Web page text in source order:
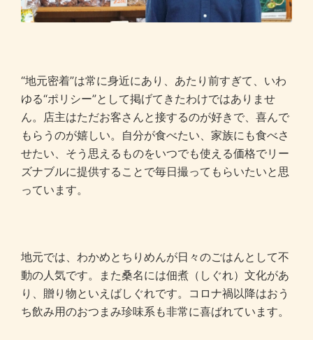
“地元密着”は常に身近にあり、あたり前すぎて、いわ
ゆる“ポリシー”として掲げてきたわけではありませ
ん。店主はただお客さんと接するのが好きで、喜んで
もらうのが嬉しい。自分が食べたい、家族にも食べさ
せたい、そう思えるものをいつでも使える価格でリー
ズナブルに提供することで毎日撮ってもらいたいと思
っています。
地元では、わかめとちりめんが日々のごはんとして不
動の人気です。また桑名には佃煮（しぐれ）文化があ
り、贈り物といえばしぐれです。コロナ禍以降はおう
ち飲み用のおつまみ珍味系も非常に喜ばれています。